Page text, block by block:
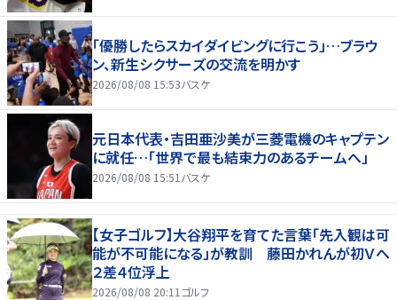
「優勝したらスカイダイビングに行こう」…ブラウ
ン、新生シクサーズの交流を明かす
2026/08/08 15:53バスケ
元日本代表・吉田亜沙美が三菱電機のキャプテン
に就任…「世界で最も結束力のあるチームへ」
2026/08/08 15:51 バスケ
【女子ゴルフ】大谷翔平を育てた言葉「先入観は可
能が不可能になる」が教訓 藤田かれんが初Ｖへ
２差４位浮上
2026/08/08 20:11 ゴルフ